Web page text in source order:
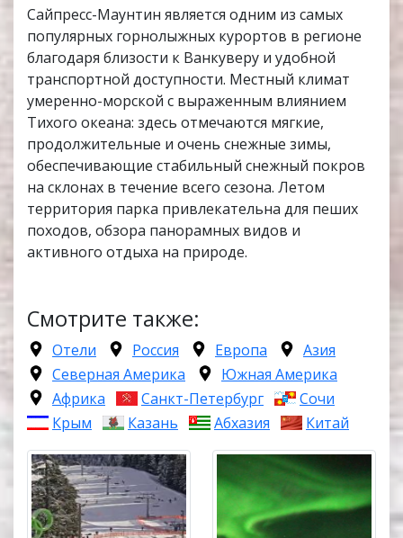
Сайпресс-Маунтин является одним из самых
популярных горнолыжных курортов в регионе
благодаря близости к Ванкуверу и удобной
транспортной доступности. Местный климат
умеренно-морской с выраженным влиянием
Тихого океана: здесь отмечаются мягкие,
продолжительные и очень снежные зимы,
обеспечивающие стабильный снежный покров
на склонах в течение всего сезона. Летом
территория парка привлекательна для пеших
походов, обзора панорамных видов и
активного отдыха на природе.
Смотрите также:
Отели Россия Европа
Азия
Северная Америка
Южная Америка
Африка
Санкт-Петербург
Сочи
Крым
Казань Абхазия Китай